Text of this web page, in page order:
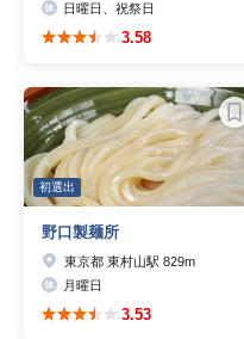
日曜日、祝祭日
3.58
初選出
野口製麺所
東京都 東村山駅 829m
月曜日
3.53